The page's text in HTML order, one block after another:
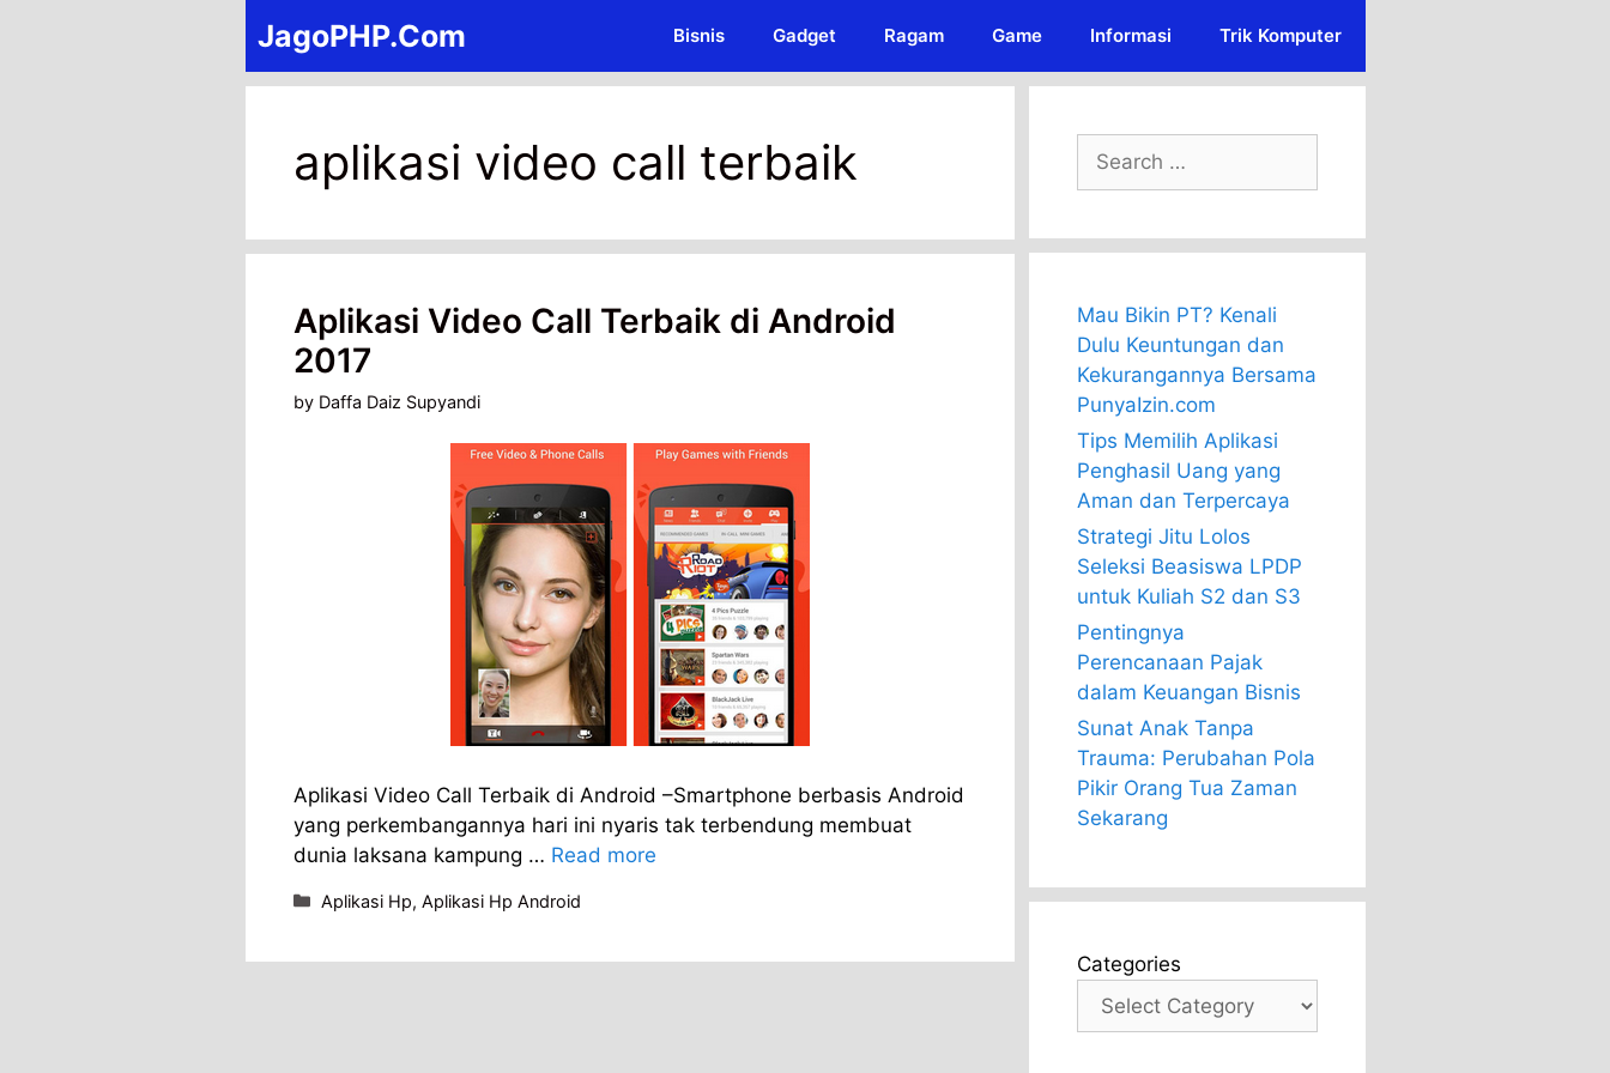
JagoPHP.Com Bisnis Gadget Ragam Game Informasi Trik Komputer
aplikasi video call terbaik
Aplikasi Video Call Terbaik di Android
2017
by Daffa Daiz Supyandi
Aplikasi Video Call Terbaik di Android –Smartphone berbasis Android
yang perkembangannya hari ini nyaris tak terbendung membuat
dunia laksana kampung … Read more
Categories
Aplikasi Hp, Aplikasi Hp Android
Search
for:
Mau Bikin PT? Kenali
Dulu Keuntungan dan
Kekurangannya Bersama
PunyaIzin.com
Tips Memilih Aplikasi
Penghasil Uang yang
Aman dan Terpercaya
Strategi Jitu Lolos
Seleksi Beasiswa LPDP
untuk Kuliah S2 dan S3
Pentingnya
Perencanaan Pajak
dalam Keuangan Bisnis
Sunat Anak Tanpa
Trauma: Perubahan Pola
Pikir Orang Tua Zaman
Sekarang
Categories